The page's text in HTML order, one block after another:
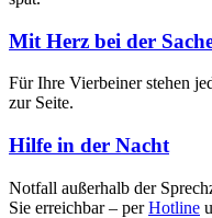
Mit Herz bei der
Für Ihre Vierbeiner stehen
zur Seite.
Hilfe in der Nacht
Notfall außerhalb der
Sie erreichbar – perHotline